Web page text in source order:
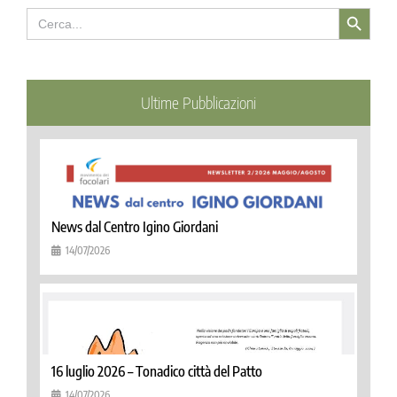
Search
for:
Search Button
Ultime Pubblicazioni
News dal Centro Igino Giordani
14/07/2026
16 luglio 2026 – Tonadico città del Patto